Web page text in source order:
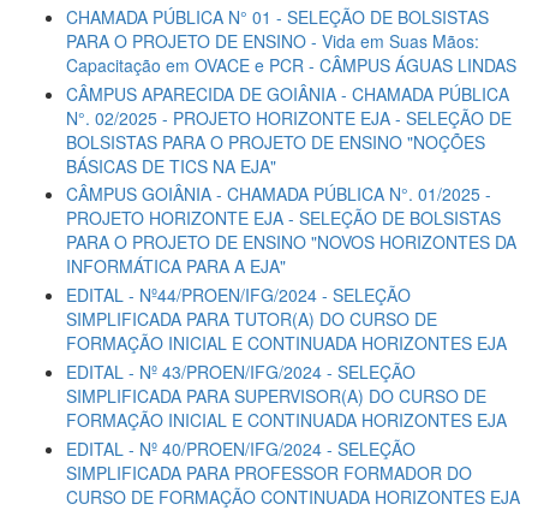
CHAMADA PÚBLICA N° 01 - SELEÇÃO DE BOLSISTAS
PARA O PROJETO DE ENSINO - Vida em Suas Mãos:
Capacitação em OVACE e PCR - CÂMPUS ÁGUAS LINDAS
CÂMPUS APARECIDA DE GOIÂNIA - CHAMADA PÚBLICA
N°. 02/2025 - PROJETO HORIZONTE EJA - SELEÇÃO DE
BOLSISTAS PARA O PROJETO DE ENSINO "NOÇÕES
BÁSICAS DE TICS NA EJA"
CÂMPUS GOIÂNIA - CHAMADA PÚBLICA N°. 01/2025 -
PROJETO HORIZONTE EJA - SELEÇÃO DE BOLSISTAS
PARA O PROJETO DE ENSINO "NOVOS HORIZONTES DA
INFORMÁTICA PARA A EJA"
EDITAL - Nº44/PROEN/IFG/2024 - SELEÇÃO
SIMPLIFICADA PARA TUTOR(A) DO CURSO DE
FORMAÇÃO INICIAL E CONTINUADA HORIZONTES EJA
EDITAL - Nº 43/PROEN/IFG/2024 - SELEÇÃO
SIMPLIFICADA PARA SUPERVISOR(A) DO CURSO DE
FORMAÇÃO INICIAL E CONTINUADA HORIZONTES EJA
EDITAL - Nº 40/PROEN/IFG/2024 - SELEÇÃO
SIMPLIFICADA PARA PROFESSOR FORMADOR DO
CURSO DE FORMAÇÃO CONTINUADA HORIZONTES EJA